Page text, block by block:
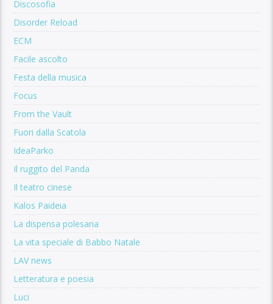
Discosofia
Disorder Reload
ECM
Facile ascolto
Festa della musica
Focus
From the Vault
Fuori dalla Scatola
IdeaParko
Il ruggito del Panda
Il teatro cinese
Kalos Paideia
La dispensa polesana
La vita speciale di Babbo Natale
LAV news
Letteratura e poesia
Luci